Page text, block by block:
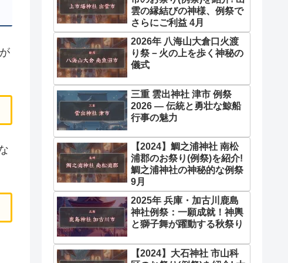
雲の縁結びの神様、例祭で
さらにご利益 4月
2026年 八海山大倉口火渡
り祭－火の上を歩く神秘の
儀式
三重 雲出神社 津市 例祭
2026 ― 伝統と勇壮な鯨船
行事の魅力
【2024】鯛之浦神社 南松
浦郡のお祭り(例祭)を紹介!
鯛之浦神社の神秘的な例祭
9月
2025年 兵庫・加古川鹿島
神社例祭：一願成就！神輿
と獅子舞が躍動する秋祭り
【2024】大石神社 市山科